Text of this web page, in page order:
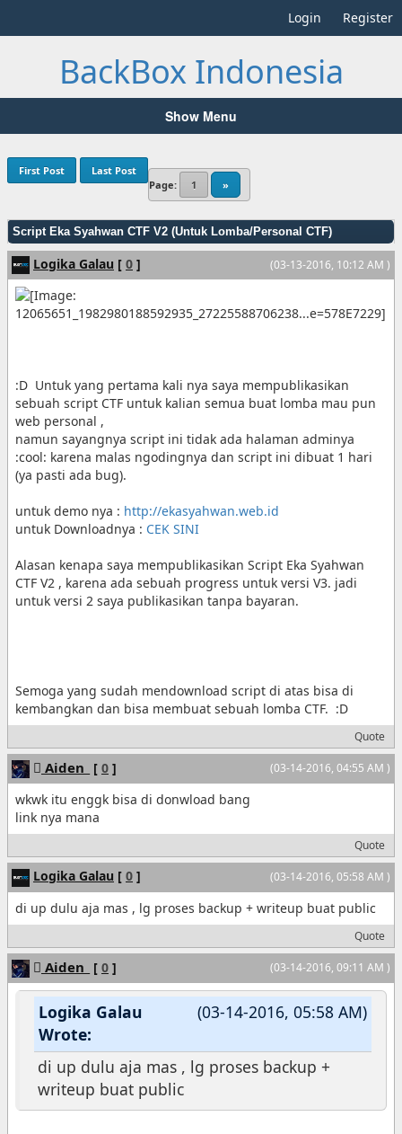
Login Register
BackBox Indonesia
Show Menu
Page: 1 »
First Post Last Post
Script Eka Syahwan CTF V2 (Untuk Lomba/Personal CTF)
(03-13-2016, 10:12 AM )
Logika Galau [ 0 ]
:D Untuk yang pertama kali nya saya mempublikasikan
sebuah script CTF untuk kalian semua buat lomba mau pun
web personal ,
namun sayangnya script ini tidak ada halaman adminya
:cool: karena malas ngodingnya dan script ini dibuat 1 hari
(ya pasti ada bug).
untuk demo nya : http://ekasyahwan.web.id
untuk Downloadnya : CEK SINI
Alasan kenapa saya mempublikasikan Script Eka Syahwan
CTF V2 , karena ada sebuah progress untuk versi V3. jadi
untuk versi 2 saya publikasikan tanpa bayaran.
Semoga yang sudah mendownload script di atas bisa di
kembangkan dan bisa membuat sebuah lomba CTF. :D
Quote
(03-14-2016, 04:55 AM )
Aiden_ [ 0 ]
wkwk itu enggk bisa di donwload bang
link nya mana
Quote
(03-14-2016, 05:58 AM )
Logika Galau [ 0 ]
di up dulu aja mas , lg proses backup + writeup buat public
Quote
(03-14-2016, 09:11 AM )
Aiden_ [ 0 ]
(03-14-2016, 05:58 AM)
Logika Galau
Wrote:
di up dulu aja mas , lg proses backup +
writeup buat public